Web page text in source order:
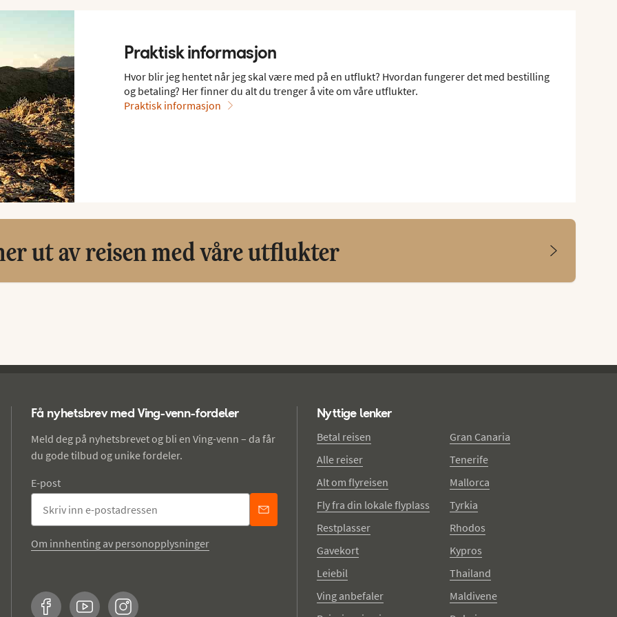
Praktisk informasjon
Hvor blir jeg hentet når jeg skal være med på en utflukt? Hvordan fungerer det med bestilling
og betaling? Her finner du alt du trenger å vite om våre utflukter.
Praktisk informasjon
ut av reisen med våre utflukter
Få nyhetsbrev med Ving-venn-fordeler
Meld deg på nyhetsbrevet og bli en Ving-venn – da får
du gode tilbud og unike fordeler.
E-post
Om innhenting av personopplysninger
Nyttige lenker
Betal reisen
Alle reiser
Alt om flyreisen
Fly fra din lokale flyplass
Restplasser
Gavekort
Leiebil
Ving anbefaler
Gran Canaria
Tenerife
Mallorca
Tyrkia
Rhodos
Kypros
Thailand
Maldivene